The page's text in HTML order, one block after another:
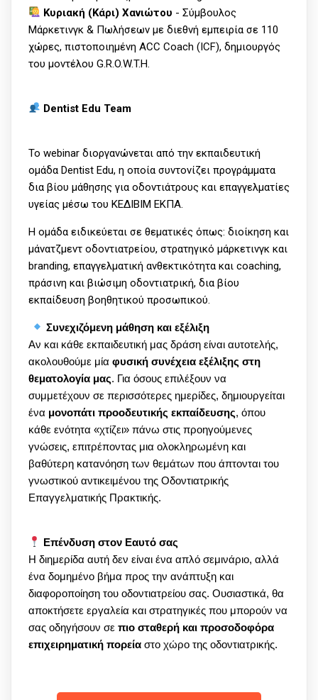
Κυριακή (Κάρι) Χανιώτου - Σύμβουλος
Μάρκετινγκ & Πωλήσεων με διεθνή εμπειρία σε 110
χώρες, πιστοποιημένη ACC Coach (ICF), δημιουργός
του μοντέλου G.R.O.W.T.H.
Dentist Edu Team
Το webinar διοργανώνεται από την εκπαιδευτική
ομάδα Dentist Edu, η οποία συντονίζει προγράμματα
δια βίου μάθησης για οδοντιάτρους και επαγγελματίες
υγείας μέσω του ΚΕΔΙΒΙΜ ΕΚΠΑ.
Η ομάδα ειδικεύεται σε θεματικές όπως: διοίκηση και
μάνατζμεντ οδοντιατρείου, στρατηγικό μάρκετινγκ και
branding, επαγγελματική ανθεκτικότητα και coaching,
πράσινη και βιώσιμη οδοντιατρική, δια βίου
εκπαίδευση βοηθητικού προσωπικού.
Συνεχιζόμενη μάθηση και εξέλιξη
Αν και κάθε εκπαιδευτική μας δράση είναι αυτοτελής,
ακολουθούμε μία φυσική συνέχεια εξέλιξης στη
θεματολογία μας. Για όσους επιλέξουν να
συμμετέχουν σε περισσότερες ημερίδες, δημιουργείται
ένα μονοπάτι προοδευτικής εκπαίδευσης, όπου
κάθε ενότητα «χτίζει» πάνω στις προηγούμενες
γνώσεις, επιτρέποντας μια ολοκληρωμένη και
βαθύτερη κατανόηση των θεμάτων που άπτονται του
γνωστικού αντικειμένου της Οδοντιατρικής
Επαγγελματικής Πρακτικής.
Επένδυση στον Εαυτό σας
Η διημερίδα αυτή δεν είναι ένα απλό σεμινάριο, αλλά
ένα δομημένο βήμα προς την ανάπτυξη και
διαφοροποίηση του οδοντιατρείου σας. Ουσιαστικά, θα
αποκτήσετε εργαλεία και στρατηγικές που μπορούν να
σας οδηγήσουν σε πιο σταθερή και προσοδοφόρα
επιχειρηματική πορεία στο χώρο της οδοντιατρικής.